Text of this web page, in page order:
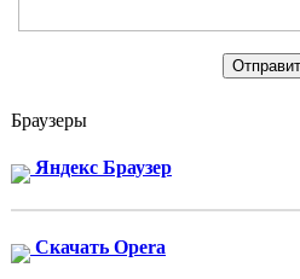
Браузеры
Яндекс Браузер
Скачать Opera